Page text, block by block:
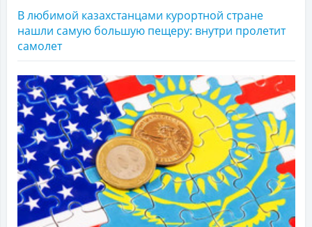
В любимой казахстанцами курортной стране
нашли самую большую пещеру: внутри пролетит
самолет